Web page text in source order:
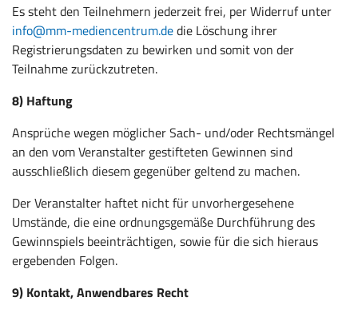
Es steht den Teilnehmern jederzeit frei, per Widerruf unter
info@mm-mediencentrum.dedie Löschung ihrer
Registrierungsdaten zu bewirken und somit von der
Teilnahme zurückzutreten.
8) Haftung
Ansprüche wegen möglicher Sach- und/oder Rechtsmängel
an den vom Veranstalter gestifteten Gewinnen sind
ausschließlich diesem gegenüber geltend zu machen.
Der Veranstalter haftet nicht für unvorhergesehene
Umstände, die eine ordnungsgemäße Durchführung des
Gewinnspiels beeinträchtigen, sowie für die sich hieraus
ergebenden Folgen.
9) Kontakt, Anwendbares Recht